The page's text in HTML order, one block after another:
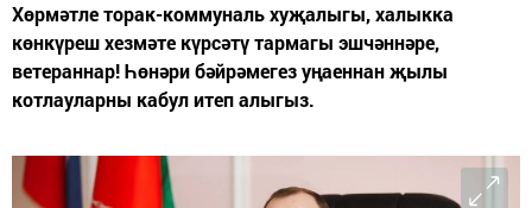
Хөрмәтле торак-коммуналь хуҗалыгы, халыкка
көнкүреш хезмәте күрсәтү тармагы эшчәннәре,
ветераннар! Һөнәри бәйрәмегез уңаеннан җылы
котлауларны кабул итеп алыгыз.